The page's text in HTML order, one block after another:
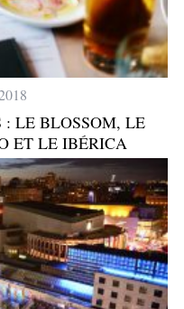
: LE BLOSSOM, LE
ET LE IBÉRICA